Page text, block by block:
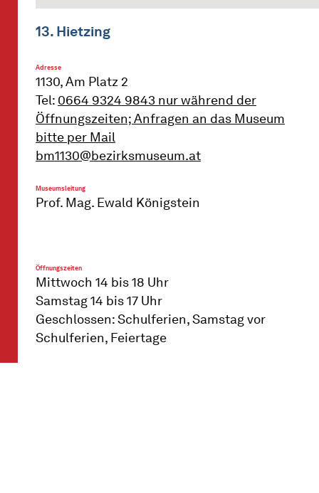
13. Hietzing
Adresse
1130, Am Platz 2
Tel: 0664 9324 9843 nur während der
Öffnungszeiten; Anfragen an das Museum
bitte per Mail
bm1130@bezirksmuseum.at
Museumsleitung
Prof. Mag. Ewald Königstein
Öffnungszeiten
Mittwoch 14 bis 18 Uhr
Samstag 14 bis 17 Uhr
Geschlossen: Schulferien, Samstag vor
Schulferien, Feiertage